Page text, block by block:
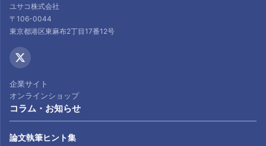
ユサコ株式会社
〒106-0044
東京都港区東麻布2丁目17番12号
企業サイト
オンラインショップ
コラム・お知らせ
論文執筆ヒント集